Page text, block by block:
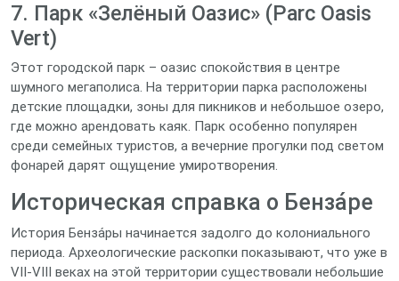
7. Парк «Зелёный Оазис» (Parc Oasis
Vert)
Этот городской парк – оазис спокойствия в центре
шумного мегаполиса. На территории парка расположены
детские площадки, зоны для пикников и небольшое озеро,
где можно арендовать каяк. Парк особенно популярен
среди семейных туристов, а вечерние прогулки под светом
фонарей дарят ощущение умиротворения.
Историческая справка о Бенза́ре
История Бенза́ры начинается задолго до колониального
периода. Археологические раскопки показывают, что уже в
VII‑VIII веках на этой территории существовали небольшие